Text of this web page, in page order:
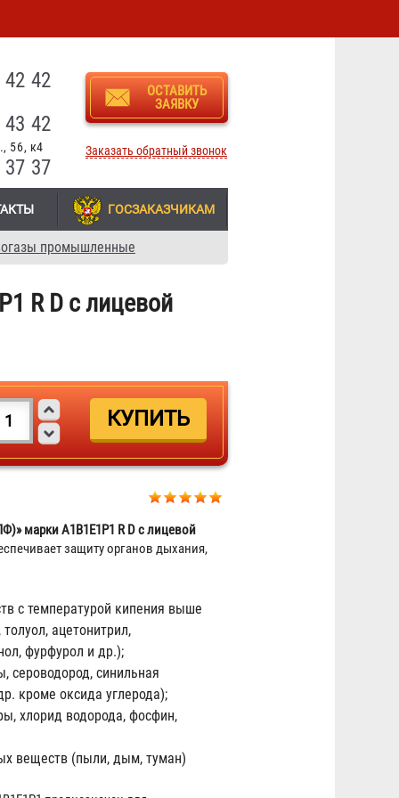
42
42
56, к4
37
ОСТАВИТЬ
ЗАЯВКУ
Заказать обратный звонок
ГОСЗАКАЗЧИКАМ
промышленные
R D с лицевой
марки A1B1E1P1 R D с лицевой
защиту органов дыхания,
с температурой кипения выше
ацетонитрил,
фурфурол и др.);
сероводород, синильная
кроме оксида углерода);
хлорид водорода, фосфин,
веществ (пыли, дым, туман)
Противогаз фильтрующий
«Бриз-3301(ППФ)» марки A1 с
лицевой частью ШМП-1